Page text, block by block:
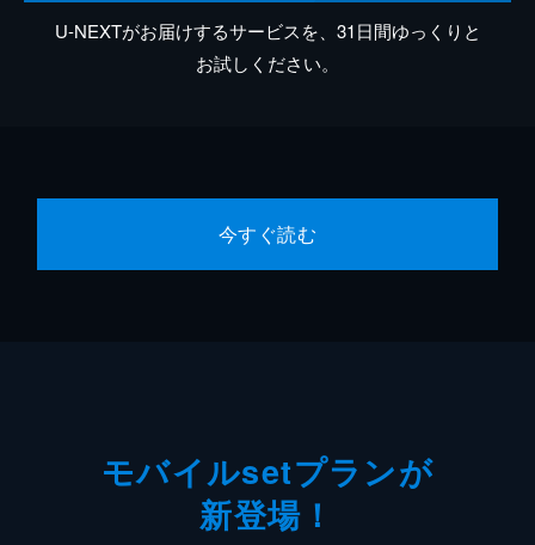
U-NEXTがお届けするサービスを、31日間ゆっくりと
お試しください。
今すぐ読む
モバイルsetプランが
新登場！